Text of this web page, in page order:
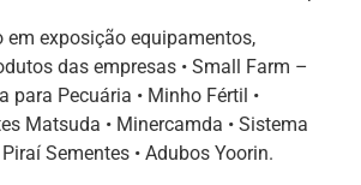
em exposição equipamentos,
das empresas • Small Farm –
para Pecuária • Minho Fértil •
Matsuda • Minercamda • Sistema
Sementes • Adubos Yoorin.